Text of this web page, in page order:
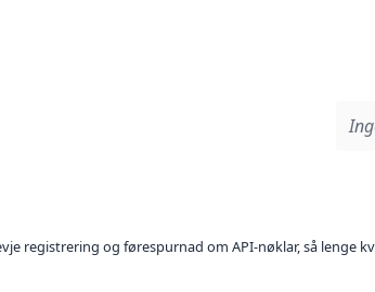
registrering og førespurnad om API-nøklar, så lenge